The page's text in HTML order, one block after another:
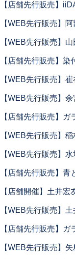
【店舗先行販売】
【WEB先行販売】
【WEB先行販売】
【店舗先行販売】染
【WEB先行販売】
【WEB先行販売】
【店舗先行販売】ガ
【WEB先行販売】
【WEB先行販売】
【店舗先行販売】青
【店舗開催】土井宏
【WEB先行販売】
【店舗先行販売】ガ
【WEB先行販売】